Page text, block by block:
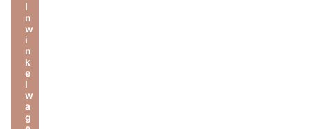
I
n
w
i
n
k
e
l
w
a
g